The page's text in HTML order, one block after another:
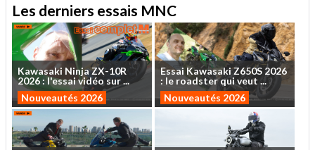
Les derniers essais MNC
Kawasaki NinjaZX-10R
2026: l'essaividéo sur...
Nouveautés 2026
Essai KawasakiZ650S 2026
: le roadsterquiveut ...
Nouveautés 2026